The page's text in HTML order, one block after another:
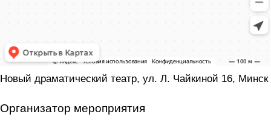
Новый драматический театр, ул. Л. Чайкиной 16, Минск
Организатор мероприятия